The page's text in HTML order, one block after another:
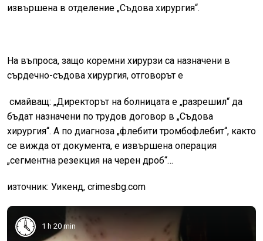
извършена в отделение „Съдова хирургия“.
На въпроса, защо коремни хирурзи са назначени в
сърдечно-съдова хирургия, отговорът е
смайващ: „Директорът на болницата е „разрешил“ да
бъдат назначени по трудов договор в „Съдова
хирургия“. А по диагноза „флебити тромбофлебит“, както
се вижда от документа, е извършена операция
„сегментна резекция на черен дроб“…
източник: Уикенд, crimesbg.com
1 h 20 min